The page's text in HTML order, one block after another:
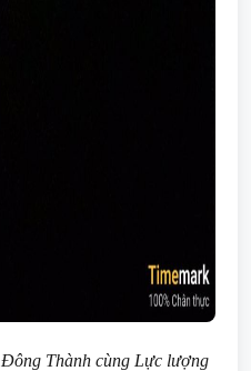
Thành cùng Lực lượng